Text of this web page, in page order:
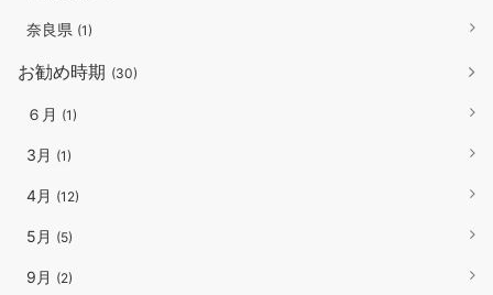
奈良県 (1)
お勧め時期 (30)
６月 (1)
3月 (1)
4月 (12)
5月 (5)
9月 (2)